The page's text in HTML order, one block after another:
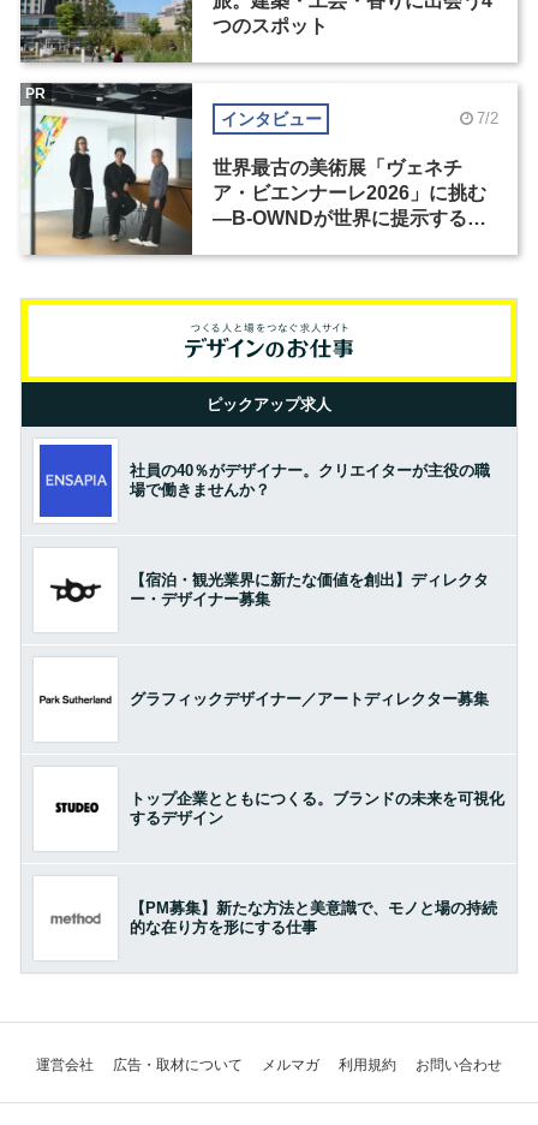
つのスポット
インタビュー 7/2
世界最古の美術展「ヴェネチ
ア・ビエンナーレ2026」に挑む
―B-OWNDが世界に提示する美
PR
ピックアップ求人
社員の40％がデザイナー。クリエイターが主役の職
場で働きませんか？
【宿泊・観光業界に新たな価値を創出】ディレクタ
ー・デザイナー募集
グラフィックデザイナー／アートディレクター募集
トップ企業とともにつくる。ブランドの未来を可視化
するデザイン
【PM募集】新たな方法と美意識で、モノと場の持続
的な在り方を形にする仕事
運営会社 広告・取材について メルマガ 利用規約 お問い合わせ